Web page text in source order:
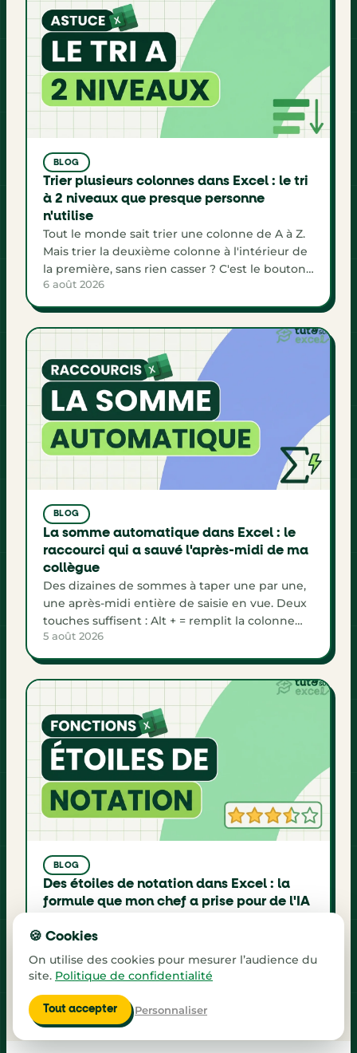
BLOG
Trier plusieurs colonnes dans Excel : le tri
à 2 niveaux que presque personne
n'utilise
Tout le monde sait trier une colonne de A à Z.
Mais trier la deuxième colonne à l'intérieur de
la première, sans rien casser ? C'est le bouton
Ajouter un niveau de la fenêtre Trier, et il
change la lisibilité de tous tes tableaux.
6 août 2026
BLOG
La somme automatique dans Excel : le
raccourci qui a sauvé l'après-midi de ma
collègue
Des dizaines de sommes à taper une par une,
une après-midi entière de saisie en vue. Deux
touches suffisent : Alt + = remplit la colonne
Total, la ligne de totaux et le grand total d'un
seul coup, avec de vraies formules.
5 août 2026
BLOG
Des étoiles de notation dans Excel : la
formule que mon chef a prise pour de l'IA
chaque ligne affiche ses étoiles pleines et
vides comme sur un site d'avis. Pas d'IA, pas de
macro, pas d'image : deux fonctions Excel
3 août 2026
🍪 Cookies
On utilise des cookies pour mesurer l’audience du
site. Politique de confidentialité
Tout accepter Personnaliser